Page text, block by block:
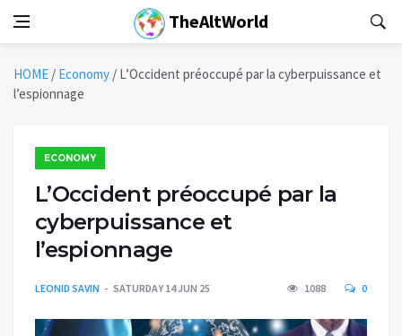
TheAltWorld
HOME / Economy / L’Occident préoccupé par la cyberpuissance et
l’espionnage
ECONOMY
L’Occident préoccupé par la
cyberpuissance et
l’espionnage
LEONID SAVIN SATURDAY 14 JUN 25 1088 0